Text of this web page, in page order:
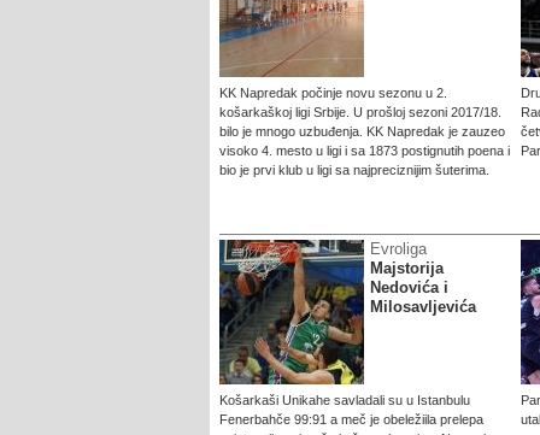
KK Napredak počinje novu sezonu u 2.
košarkaškoj ligi Srbije. U prošloj sezoni 2017/18.
bilo je mnogo uzbuđenja. KK Napredak je zauzeo
visoko 4. mesto u ligi i sa 1873 postignutih poena i
bio je prvi klub u ligi sa najpreciznijim šuterima.
Evroliga
Majstorija
Nedovića i
Milosavljevića
Košarkaši Unikahe savladali su u Istanbulu
Fenerbahče 99:91 a meč je obeležiila prelepa